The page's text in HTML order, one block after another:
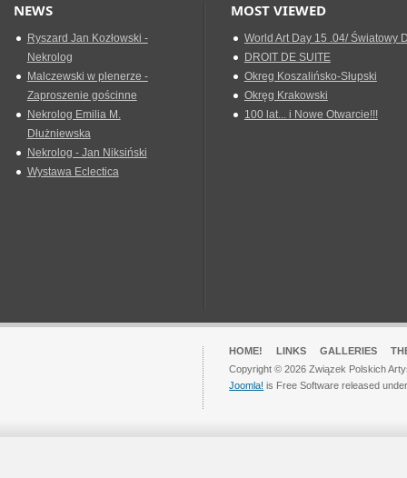
NEWS
Ryszard Jan Kozłowski -
Nekrolog
Malczewski w plenerze -
Zaproszenie gościnne
Nekrolog Emilia M.
Dłużniewska
Nekrolog - Jan Niksiński
Wystawa Eclectica
MOST VIEWED
World Art Day 15 .04/ Światowy
DROIT DE SUITE
Okreg Koszalińsko-Słupski
Okręg Krakowski
100 lat... i Nowe Otwarcie!!!
HOME! LINKS GALLERIES
Copyright © 2026 Związek Polskich
Joomla! is Free Software released